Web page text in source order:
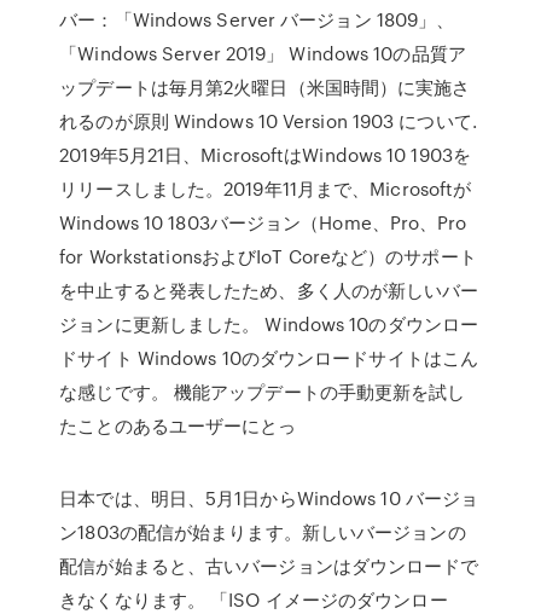
バー：「Windows Server バージョン 1809」、
「Windows Server 2019」 Windows 10の品質ア
ップデートは毎月第2火曜日（米国時間）に実施さ
れるのが原則 Windows 10 Version 1903 について.
2019年5月21日、MicrosoftはWindows 10 1903を
リリースしました。2019年11月まで、Microsoftが
Windows 10 1803バージョン（Home、Pro、Pro
for WorkstationsおよびIoT Coreなど）のサポート
を中止すると発表したため、多く人のが新しいバー
ジョンに更新しました。 Windows 10のダウンロー
ドサイト Windows 10のダウンロードサイトはこん
な感じです。 機能アップデートの手動更新を試し
たことのあるユーザーにとっ
日本では、明日、5月1日からWindows 10 バージョ
ン1803の配信が始まります。新しいバージョンの
配信が始まると、古いバージョンはダウンロードで
きなくなります。 「ISO イメージのダウンロー